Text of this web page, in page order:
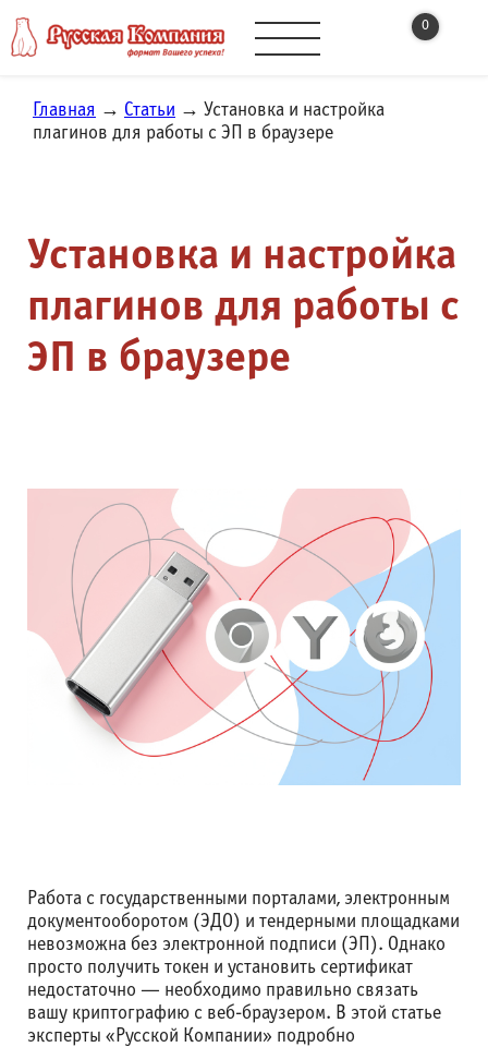
0
Главная → Статьи → Установка и настройка
плагинов для работы с ЭП в браузере
Установка и настройка
плагинов для работы с
ЭП в браузере
Работа с государственными порталами, электронным
документооборотом (ЭДО) и тендерными площадками
невозможна без электронной подписи (ЭП). Однако
просто получить токен и установить сертификат
недостаточно — необходимо правильно связать
вашу криптографию с веб-браузером. В этой статье
эксперты «Русской Компании» подробно